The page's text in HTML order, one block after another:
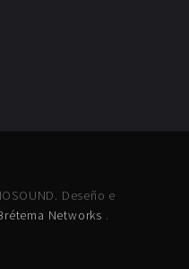
Deseño e
Networks .